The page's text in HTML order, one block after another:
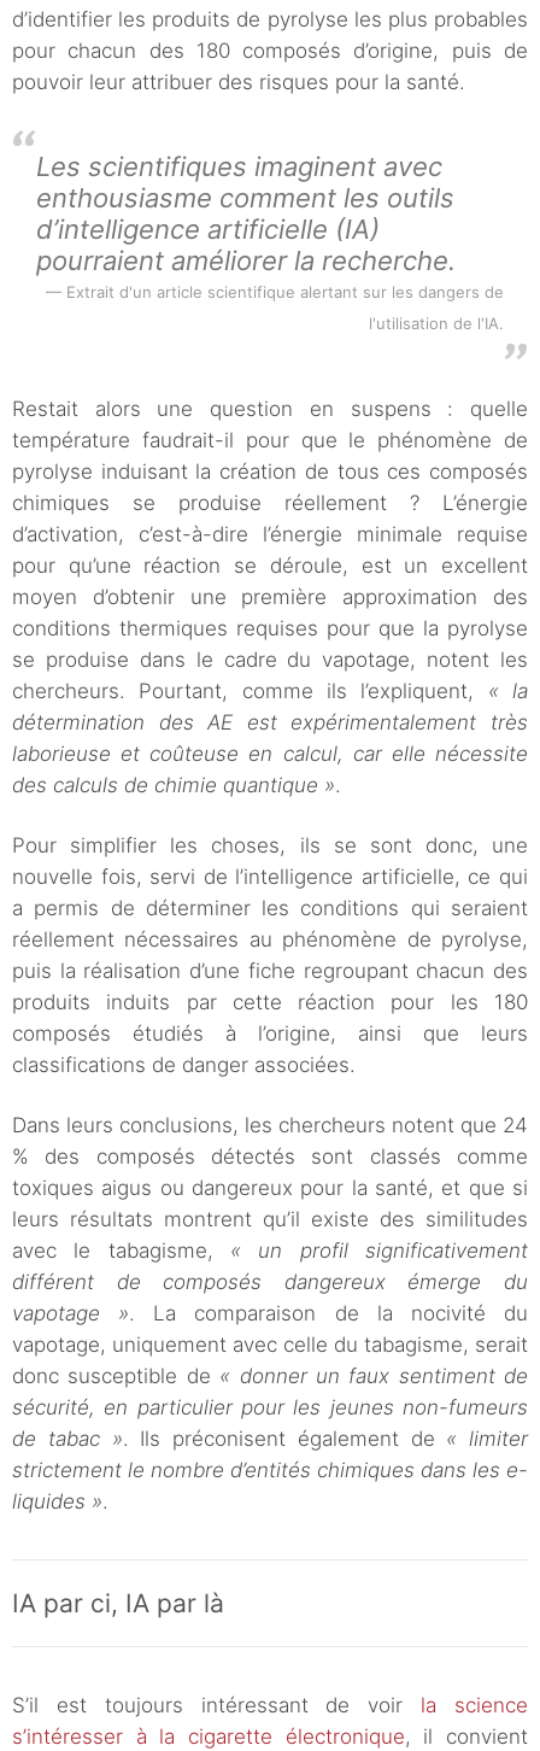
d’identifier les produits de pyrolyse les plus probables
pour chacun des 180 composés d’origine, puis de
pouvoir leur attribuer des risques pour la santé.
Les scientifiques imaginent avec
enthousiasme comment les outils
d’intelligence artificielle (IA)
pourraient améliorer la recherche.
Extrait d'un article scientifique alertant sur les dangers de
l'utilisation de l'IA.
Restait alors une question en suspens : quelle
température faudrait-il pour que le phénomène de
pyrolyse induisant la création de tous ces composés
chimiques se produise réellement ? L’énergie
d’activation, c’est-à-dire l’énergie minimale requise
pour qu’une réaction se déroule, est un excellent
moyen d’obtenir une première approximation des
conditions thermiques requises pour que la pyrolyse
se produise dans le cadre du vapotage, notent les
chercheurs. Pourtant, comme ils l’expliquent, « la
détermination des AE est expérimentalement très
laborieuse et coûteuse en calcul, car elle nécessite
des calculs de chimie quantique ».
Pour simplifier les choses, ils se sont donc, une
nouvelle fois, servi de l’intelligence artificielle, ce qui
a permis de déterminer les conditions qui seraient
réellement nécessaires au phénomène de pyrolyse,
puis la réalisation d’une fiche regroupant chacun des
produits induits par cette réaction pour les 180
composés étudiés à l’origine, ainsi que leurs
classifications de danger associées.
Dans leurs conclusions, les chercheurs notent que 24
% des composés détectés sont classés comme
toxiques aigus ou dangereux pour la santé, et que si
leurs résultats montrent qu’il existe des similitudes
avec le tabagisme, « un profil significativement
différent de composés dangereux émerge du
vapotage ». La comparaison de la nocivité du
vapotage, uniquement avec celle du tabagisme, serait
donc susceptible de « donner un faux sentiment de
sécurité, en particulier pour les jeunes non-fumeurs
de tabac ». Ils préconisent également de « limiter
strictement le nombre d’entités chimiques dans les e-
liquides ».
IA par ci, IA par là
S’il est toujours intéressant de voir la science
s’intéresser à la cigarette électronique, il convient